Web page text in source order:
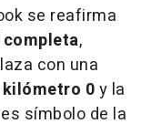
se reafirma
,
con una
kilómetro 0y la
símbolo de la